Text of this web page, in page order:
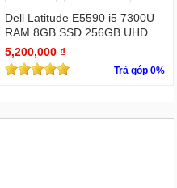
Dell Latitude E5590 i5 7300U
RAM 8GB SSD 256GB UHD Gr
aphics 620 15.6 INCH FHD
5,200,000 ₫
Trả góp 0%